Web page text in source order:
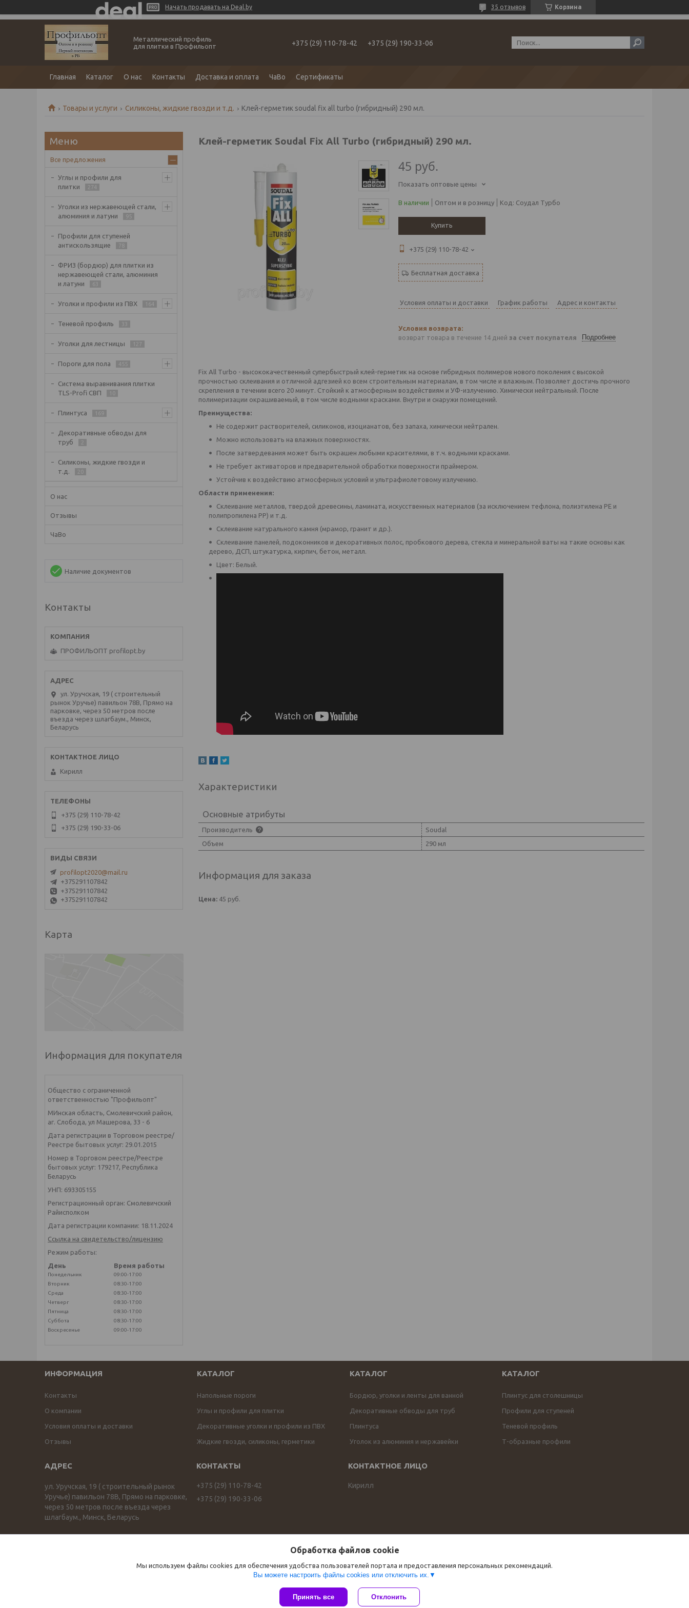
Начать продавать на Deal.by Корзина
35 отзывов
Металлический профиль
для плитки в Профильопт
+375 (29) 110-78-42 +375 (29) 190-33-06
Главная Каталог О нас Контакты Доставка и оплата ЧаВо Сертификаты
Товары и услуги Силиконы, жидкие гвозди и т.д. Клей-герметик soudal fix all turbo (гибридный) 290 мл.
Клей-герметик Soudal Fix All Turbo (гибридный) 290 мл.
45 руб.
Показать оптовые цены
В наличии Оптом и в розницу Код: Соудал Турбо
Купить
+375 (29) 110-78-42
Бесплатная доставка
Условия оплаты и доставки График работы Адрес и контакты
возврат товара в течение 14 дней за счет покупателя Подробнее
Fix All Turbo - высококачественный супербыстрый клей-герметик на основе гибридных полимеров нового поколения с высокой
прочностью склеивания и отличной адгезией ко всем строительным материалам, в том числе и влажным. Позволяет достичь прочного
скрепления в течении всего 20 минут. Стойкий к атмосферным воздействиям и УФ-излучению. Химически нейтральный. После
полимеризации окрашиваемый, в том числе водными красками. Внутри и снаружи помещений.
Преимущества:
Не содержит растворителей, силиконов, изоцианатов, без запаха, химически нейтрален.
Можно использовать на влажных поверхностях.
После затвердевания может быть окрашен любыми красителями, в т.ч. водными красками.
Не требует активаторов и предварительной обработки поверхности праймером.
Устойчив к воздействию атмосферных условий и ультрафиолетовому излучению.
Области применения:
Склеивание металлов, твердой древесины, ламината, искусственных материалов (за исключением тефлона, полиэтилена PE и
полипропилена PP) и т.д.
Склеивание натурального камня (мрамор, гранит и др.).
Склеивание панелей, подоконников и декоративных полос, пробкового дерева, стекла и минеральной ваты на такие основы как
дерево, ДСП, штукатурка, кирпич, бетон, металл.
Цвет: Белый.
Характеристики
Основные атрибуты
Производитель
Soudal
Объем
290 мл
Информация для заказа
Цена: 45 руб.
Все предложения
Углы и профили для
плитки
274
Уголки из нержавеющей стали,
алюминия и латуни
95
Профили для ступеней
антискользящие
78
ФРИЗ (бордюр) для плитки из
нержавеющей стали, алюминия
и латуни
63
Уголки и профили из ПВХ 164
Теневой профиль 33
Уголки для лестницы 127
Пороги для пола 455
Система выравнивания плитки
TLS-Profi СВП
10
Плинтуса 169
Декоративные обводы для
труб
2
Силиконы, жидкие гвозди и
т.д.
20
О нас
Отзывы
ЧаВо
Наличие документов
Контакты
ПРОФИЛЬОПТ profilopt.by
ул. Уручская, 19 ( строительный
рынок Уручье) павильон 78В, Прямо на
парковке, через 50 метров после
въезда через шлагбаум., Минск,
Беларусь
Кирилл
+375 (29) 110-78-42
+375 (29) 190-33-06
profilopt2020@mail.ru
+375291107842
+375291107842
+375291107842
Карта
Информация для покупателя
Общество с ограниченной
ответственностью "Профильопт"
МИнская область, Смолевичский район,
аг. Слобода, ул Машерова, 33 - 6
Дата регистрации в Торговом реестре/
Реестре бытовых услуг: 29.01.2015
Номер в Торговом реестре/Реестре
бытовых услуг: 179217, Республика
Беларусь
УНП: 693305155
Регистрационный орган: Смолевичский
Райисполком
Дата регистрации компании: 18.11.2024
Ссылка на свидетельство/лицензию
Режим работы:
День
Время работы
Понедельник
09:00-17:00
Вторник
08:30-17:00
Среда
08:30-17:00
Четверг
08:30-17:00
Пятница
08:30-17:00
Суббота
08:30-17:00
Воскресенье
09:00-17:00
ИНФОРМАЦИЯ
Контакты
О компании
Условия оплаты и доставки
Отзывы
КАТАЛОГ
Напольные пороги
Углы и профили для плитки
Декоративные уголки и профили из ПВХ
Жидкие гвозди, силиконы, герметики
КАТАЛОГ
Бордюр, уголки и ленты для ванной
Декоративные обводы для труб
Плинтуса
Уголок из алюминия и нержавейки
КАТАЛОГ
Плинтус для столешницы
Профили для ступеней
Теневой профиль
Т-образные профили
ул. Уручская, 19 ( строительный рынок
Уручье) павильон 78В, Прямо на парковке,
через 50 метров после въезда через
шлагбаум., Минск, Беларусь
+375 (29) 110-78-42
+375 (29) 190-33-06
Кирилл
Сайт создан на платформе Deal.by
Политика обработки файлов cookies
Обработка файлов cookie
Мы используем файлы cookies для обеспечения удобства пользователей портала и предоставления персональных рекомендаций.
Вы можете настроить файлы cookies или отключить их.
Принять все Отклонить